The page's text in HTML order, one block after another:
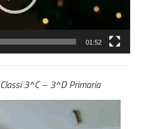
01:52
Classi 3^C – 3^D Primaria